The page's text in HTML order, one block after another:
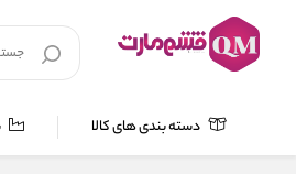
دسته بندی های کالا